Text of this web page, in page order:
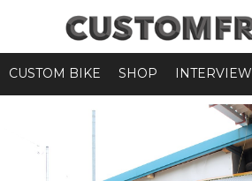
CUSTOM BIKE SHOP INTERVIEW